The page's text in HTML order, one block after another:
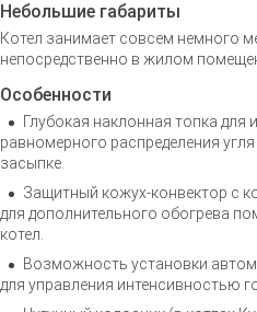
Небольшие габариты
Котел занимает совсем немного
непосредственно в жилом
Особенности
Глубокая наклонная топка
равномерного распределения
засыпке.
Защитный кожух-конвектор с
для дополнительного обогрева
котел.
Возможность установки
для управления интенсивностью